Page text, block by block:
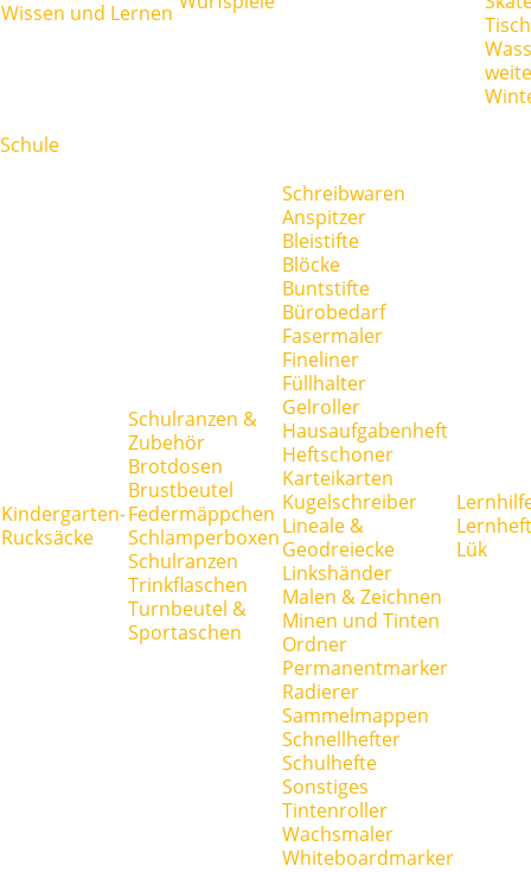
Wissen und Lernen
Schule
Kindergarten-
Rucksäcke
Schulranzen &
Zubehör
Brotdosen
Brustbeutel
Federmäppchen
Schlamperboxen
Schulranzen
Trinkflaschen
Turnbeutel &
Sportaschen
Schreibwaren
Anspitzer
Bleistifte
Blöcke
Buntstifte
Bürobedarf
Fasermaler
Fineliner
Füllhalter
Gelroller
Hausaufgabenheft
Heftschoner
Karteikarten
Kugelschreiber
Lineale &
Geodreiecke
Linkshänder
Malen & Zeichnen
Minen und Tinten
Ordner
Permanentmarker
Radierer
Sammelmappen
Schnellhefter
Schulhefte
Sonstiges
Tintenroller
Wachsmaler
Whiteboardmarker
Lük